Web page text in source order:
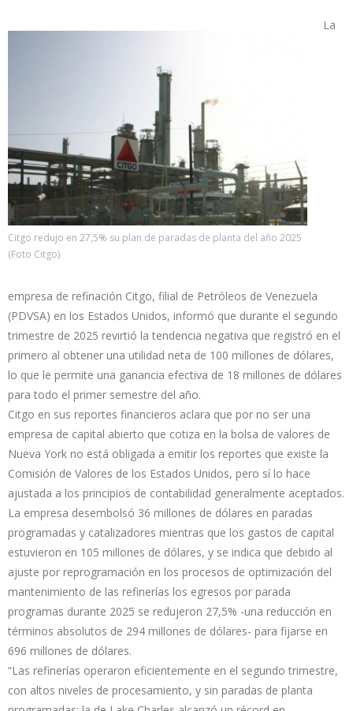
Citgo redujo en 27,5% su plan de paradas de planta del año 2025
(Foto Citgo)
La
empresa de refinación Citgo, filial de Petróleos de Venezuela
(PDVSA) en los Estados Unidos, informó que durante el segundo
trimestre de 2025 revirtió la tendencia negativa que registró en el
primero al obtener una utilidad neta de 100 millones de dólares,
lo que le permite una ganancia efectiva de 18 millones de dólares
para todo el primer semestre del año.
Citgo en sus reportes financieros aclara que por no ser una
empresa de capital abierto que cotiza en la bolsa de valores de
Nueva York no está obligada a emitir los reportes que existe la
Comisión de Valores de los Estados Unidos, pero sí lo hace
ajustada a los principios de contabilidad generalmente aceptados.
La empresa desembolsó 36 millones de dólares en paradas
programadas y catalizadores mientras que los gastos de capital
estuvieron en 105 millones de dólares, y se indica que debido al
ajuste por reprogramación en los procesos de optimización del
mantenimiento de las refinerías los egresos por parada
programas durante 2025 se redujeron 27,5% -una reducción en
términos absolutos de 294 millones de dólares- para fijarse en
696 millones de dólares.
“Las refinerías operaron eficientemente en el segundo trimestre,
con altos niveles de procesamiento, y sin paradas de planta